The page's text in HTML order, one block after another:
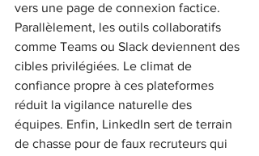
vers une page de connexion factice.
Parallèlement, les outils collaboratifs
comme Teams ou Slack deviennent des
cibles privilégiées. Le climat de
confiance propre à ces plateformes
réduit la vigilance naturelle des
équipes. Enfin, LinkedIn sert de terrain
de chasse pour de faux recruteurs qui